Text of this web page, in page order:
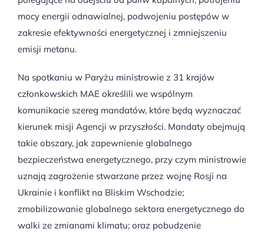
mocy energii odnawialnej, podwojeniu postępów w
zakresie efektywności energetycznej i zmniejszeniu
emisji metanu.
Na spotkaniu w Paryżu ministrowie z 31 krajów
członkowskich MAE określili we wspólnym
komunikacie szereg mandatów, które będą wyznaczać
kierunek misji Agencji w przyszłości. Mandaty obejmują
takie obszary, jak zapewnienie globalnego
bezpieczeństwa energetycznego, przy czym ministrowie
uznają zagrożenie stwarzane przez wojnę Rosji na
Ukrainie i konflikt na Bliskim Wschodzie;
zmobilizowanie globalnego sektora energetycznego do
walki ze zmianami klimatu; oraz pobudzenie